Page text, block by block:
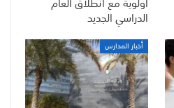
الدراسي الجديد
أخبار المدارس